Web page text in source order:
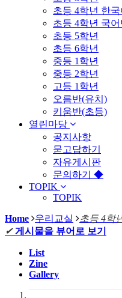
초등 4학년 한
초등 4학년 국
초등 5학년
초등 6학년
중등 1학년
중등 2학년
고등 1학년
오름반(유치)
키움반(초등)
열린마당
공지사항
묻고답하기
자유게시판
문의하기 ◆
TOPIK
TOPIK
Home 우리교실
초등 4학
✔ 게시물을 뷰어로 보기
List
Zine
Gallery